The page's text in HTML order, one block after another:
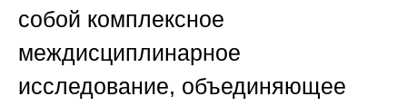
собой комплексное
междисциплинарное
исследование, объединяющее